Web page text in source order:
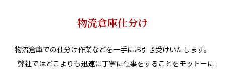
物流倉庫仕分け
物流倉庫での仕分け作業などを一手にお引き受けいたします。
弊社ではどこよりも迅速に丁寧に仕事をすることをモットーに